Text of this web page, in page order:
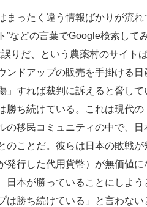
ったく違う情報ばかりが流れ
”などの言葉でGoogle検索して
りだ、という農薬村のサイト
ンドアップの販売を手掛ける日
」すれば裁判に訴えると脅して
勝ち続けている。これは現代の
の移民コミュニティの中で、日
のことだ。彼らは日本の敗戦が
発行した代用貨幣）が無価値に
日本が勝っていることにしよう
勝ち続けている」と言わない